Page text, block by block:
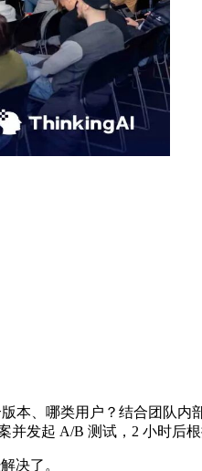
、哪类用户？结合团队
发起 A/B 测试，2 小时后
决了。